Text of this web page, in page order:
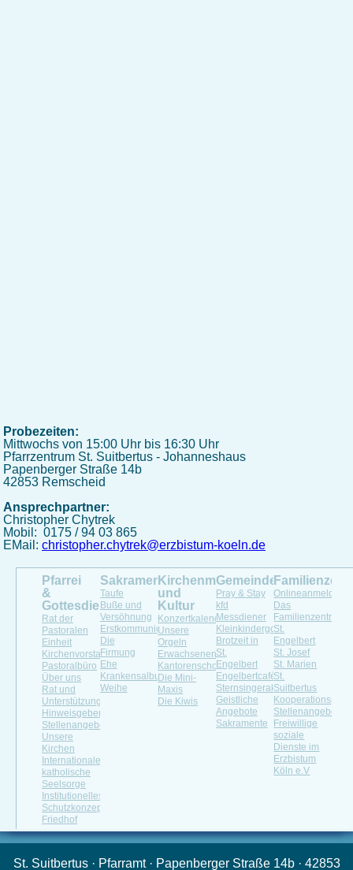
Probezeiten:
Mittwochs von 15:00 Uhr bis 16:30 Uhr
Pfarrzentrum St. Suitbertus - Johanneshaus
Papenberger Straße 14b
42853 Remscheid
Ansprechpartner:
Christopher Chytrek
Mobil: 0175 / 94 03 865
EMail: christopher.chytrek@erzbistum-koeln.de
Pfarrei
&
Gottesdienste
Rat der
Pastoralen
Einheit
Kirchenvorstand
Pastoralbüro
Über uns
Rat und
Unterstützung
Hinweisgeberportal
Stellenangebot
Unsere
Kirchen
Internationale
katholische
Seelsorge
Institutionelles
Schutzkonzept
Friedhof
Sakramente
Taufe
Buße und
Versöhnung
Erstkommunion
Die
Firmung
Ehe
Krankensalbung
Weihe
Kirchenmusik
und
Kultur
Konzertkalender
Unsere
Orgeln
Erwachsenenchöre
Kantorenschola
Die Mini-
Maxis
Die Kiwis
Gemeindeleben
Pray & Stay
kfd
Messdiener
Kleinkindergottesdienst
Brotzeit in
St.
Engelbert
Engelbertcafé
Sternsingeraktion
Geistliche
Angebote
Sakramente
Onlineanmeldung
Das
Familienzentrum
St.
Engelbert
St. Josef
St. Marien
St.
Suitbertus
Stellenangebote
Freiwillige
soziale
Dienste im
Erzbistum
Köln e.V
St. Suitbertus · Pfarramt · Papenberger Straße 14b · 42853